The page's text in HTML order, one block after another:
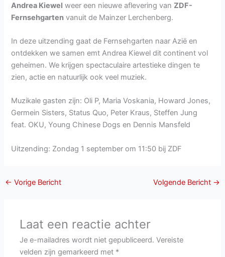
Andrea Kiewel weer een nieuwe aflevering vanZDF-
Fernsehgarten vanuit de Mainzer Lerchenberg.
In deze uitzending gaat de Fernsehgarten naar Azië en
ontdekken we samen emt Andrea Kiewel dit continent vol
geheimen. We krijgen spectaculaire artestieke dingen te
zien, actie en natuurlijk ook veel muziek.
Muzikale gasten zijn: Oli P, Maria Voskania, Howard Jones,
Germein Sisters, Status Quo, Peter Kraus, Steffen Jung
feat. OKU, Young Chinese Dogs en Dennis Mansfeld
Uitzending: Zondag 1 september om 11:50 bij ZDF
← Vorige Bericht Volgende Bericht →
Laat een reactie achter
Je e-mailadres wordt niet gepubliceerd. Vereiste
velden zijn gemarkeerd met *